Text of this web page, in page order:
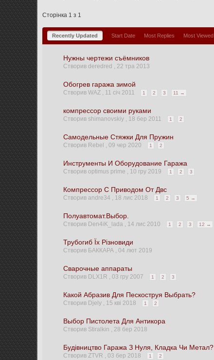
Сторінка 1 з 1
Recently Updated Start Date Most Replies Most Viewed
Нужны чертежи съёмников
Створив deredred , 22 тра 2013
Обогрев гаража зимой
Створив WAZ , 11 січ 2011 1 2 3 11 →
компрессор своими руками
Створив shimanovskiy , 18 бер 2011 1 2
Самодельные Стяжки Для Пружин
Створив Rebel ,09 чер 2020 1 2
Инструменты И Оборудование Гаража
Створив optimus prime , 10 гру 2019 1 2 3
Компрессор С Приводом От Двс
Створив andre34 , 18 лис 2018 1 2 3 5 →
Полуавтомат.Выбор.
Створив Den4iK_lada , 14 лис 2010 1 2 3 12 →
Трубогиб Їх Різновиди
Створив БАККАРА ,04 лют 2019
Сварочные аппараты
Створив DLX1R ,03 гру 2007 1 2 3
Какой Абразив Для Пескоструя Выбрать?
Створив Djely , 15 кві 2018 1 2
Выбор Пистолета Для Антикора
Створив Stiralkin , 28 бер 2018
Будівництво Гаража З Нуля, Кладка Чи Метал?
Створив ZTVR ,03 бер 2018 1 2